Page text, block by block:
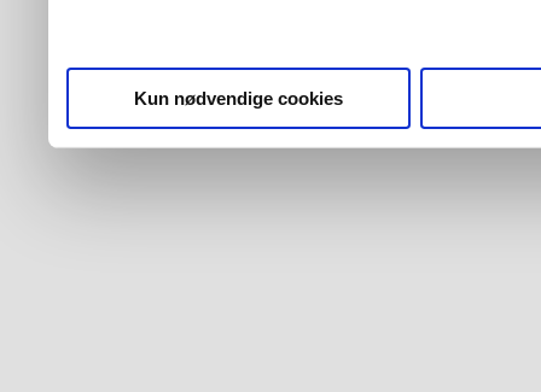
Kun nødvendige cookies